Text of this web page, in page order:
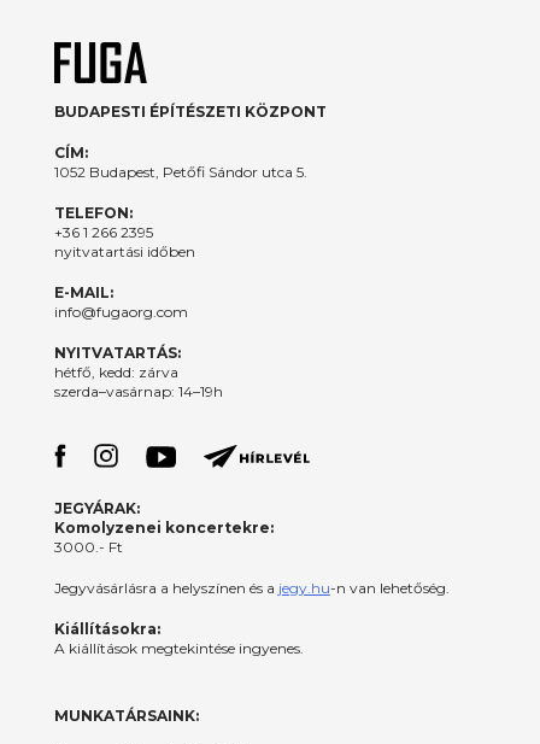
BUDAPESTI ÉPÍTÉSZETI KÖZPONT
CÍM:
1052 Budapest, Petőfi Sándor utca 5.
TELEFON:
+36 1 266 2395
nyitvatartási időben
E-MAIL:
info@fugaorg.com
NYITVATARTÁS:
hétfő, kedd: zárva
szerda–vasárnap: 14–19h
JEGYÁRAK:
Komolyzenei koncertekre:
3000.- Ft
Jegyvásárlásra a helyszínen és a jegy.hu-n van lehetőség.
Kiállításokra:
A kiállítások megtekintése ingyenes.
MUNKATÁRSAINK: